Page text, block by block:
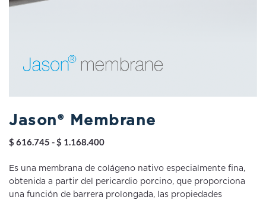
Jason® Membrane
$ 616.745 -$ 1.168.400Rango
precios:
desde
$ 616.745
Es una membrana de colágeno nativo especialmente fina,
obtenida a partir del pericardio porcino, que proporciona
una función de barrera prolongada, las propiedades